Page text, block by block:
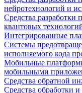
нейротехнологий и
Средства разработки
квантовых
Интегрированные
Системы
исполняемого кода
Мобильные
мобильными
Средства обратной
Средства обработки